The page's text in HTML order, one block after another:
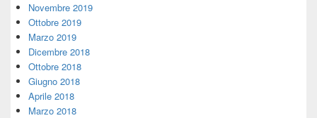
Novembre 2019
Ottobre 2019
Marzo 2019
Dicembre 2018
Ottobre 2018
Giugno 2018
Aprile 2018
Marzo 2018